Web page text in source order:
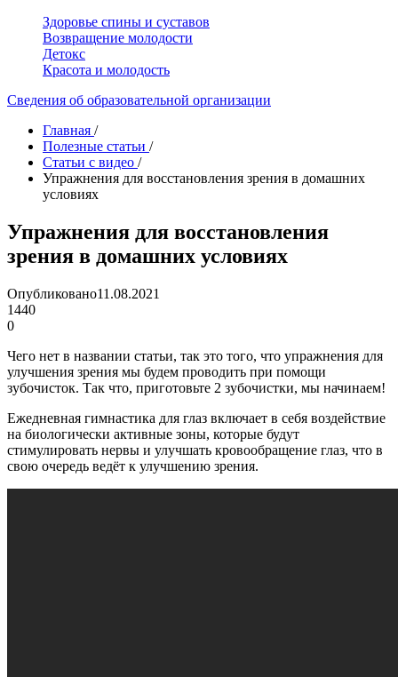
Здоровье спины и суставов
Возвращение молодости
Детокс
Красота и молодость
Сведения об образовательной организации
Главная /
Полезные статьи /
Статьи с видео /
Упражнения для восстановления зрения в домашних
условиях
Упражнения для восстановления
зрения в домашних условиях
Опубликовано11.08.2021
1440
0
Чего нет в названии статьи, так это того, что упражнения для
улучшения зрения мы будем проводить при помощи
зубочисток. Так что, приготовьте 2 зубочистки, мы начинаем!
Ежедневная гимнастика для глаз включает в себя воздействие
на биологически активные зоны, которые будут
стимулировать нервы и улучшать кровообращение глаз, что в
свою очередь ведёт к улучшению зрения.